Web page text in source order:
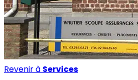
Revenir à Services